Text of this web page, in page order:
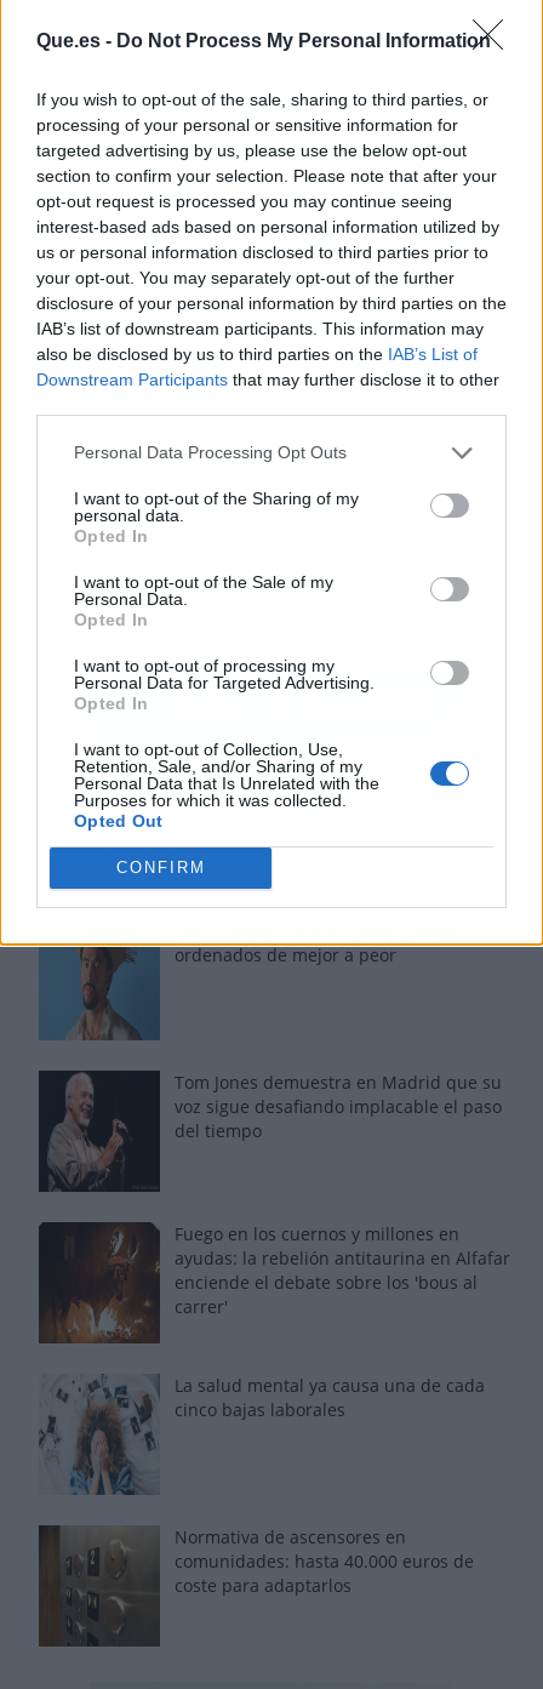
Que.es - Do Not Process My Personal Information
If you wish to opt-out of the sale, sharing to third parties, or
processing of your personal or sensitive information for
targeted advertising by us, please use the below opt-out
section to confirm your selection. Please note that after your
opt-out request is processed you may continue seeing
interest-based ads based on personal information utilized by
us or personal information disclosed to third parties prior to
your opt-out. You may separately opt-out of the further
disclosure of your personal information by third parties on the
IAB’s list of downstream participants. This information may
also be disclosed by us to third parties on the IAB’s List of
Downstream Participants that may further disclose it to other
Personal Data Processing Opt Outs
I want to opt-out of the Sharing of my
personal data.
Opted In
I want to opt-out of the Sale of my
Personal Data.
Opted In
I want to opt-out of processing my
Personal Data for Targeted Advertising.
Opted In
I want to opt-out of Collection, Use,
Retention, Sale, and/or Sharing of my
Personal Data that Is Unrelated with the
Purposes for which it was collected.
Opted Out
CONFIRM
Publicidad
Los más vistos
ordenados de mejor a peor
Tom Jones demuestra en Madrid que su
voz sigue desafiando implacable el paso
del tiempo
Fuego en los cuernos y millones en
ayudas: la rebelión antitaurina en Alfafar
enciende el debate sobre los 'bous al
carrer'
La salud mental ya causa una de cada
cinco bajas laborales
Normativa de ascensores en
comunidades: hasta 40.000 euros de
coste para adaptarlos